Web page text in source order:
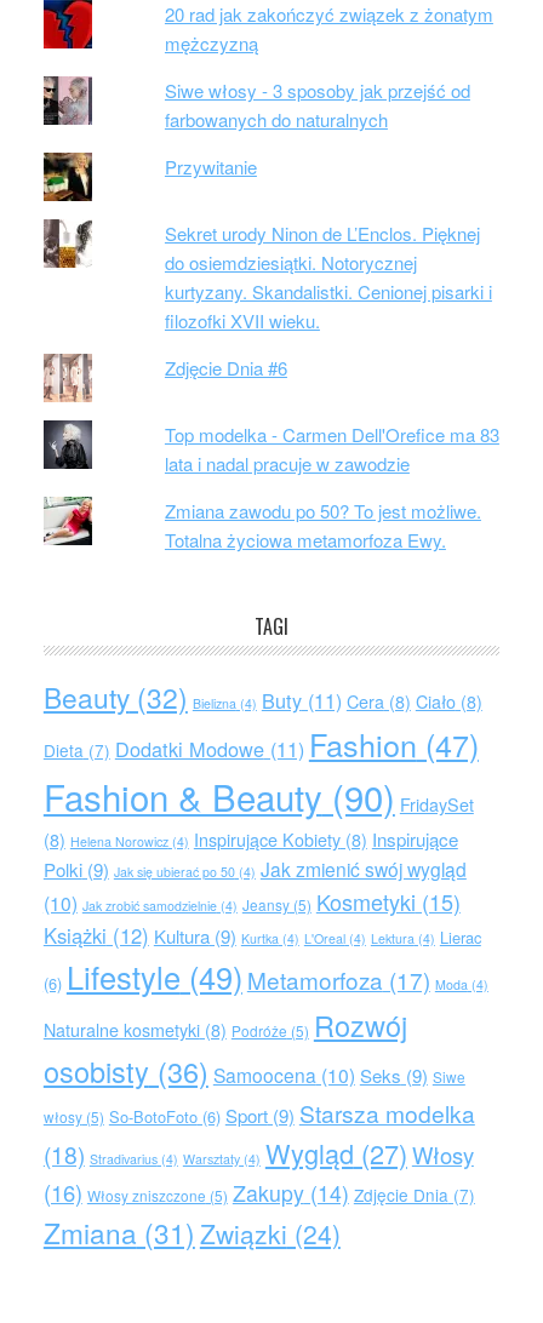
20 rad jak zakończyć związek z żonatym
mężczyzną
Siwe włosy - 3 sposoby jak przejść od
farbowanych do naturalnych
Przywitanie
Sekret urody Ninon de L’Enclos. Pięknej
do osiemdziesiątki. Notorycznej
kurtyzany. Skandalistki. Cenionej pisarki i
filozofki XVII wieku.
Zdjęcie Dnia #6
Top modelka - Carmen Dell'Orefice ma 83
lata i nadal pracuje w zawodzie
Zmiana zawodu po 50? To jest możliwe.
Totalna życiowa metamorfoza Ewy.
TAGI
Beauty(32) Bielizna(4) Buty(11) Cera(8) Ciało(8)
Dieta(7) Dodatki Modowe(11) Fashion (47)
Fashion & Beauty (90) FridaySet
(8) Helena Norowicz(4) Inspirujące Kobiety(8) Inspirujące
Polki(9) Jak się ubierać po 50(4) Jak zmienić swój wygląd
(10) Jak zrobić samodzielnie(4) Jeansy(5) Kosmetyki (15)
Książki (12) Kultura(9) Kurtka(4) L'Oreal(4) Lektura(4) Lierac
(6) Lifestyle (49) Metamorfoza (17) Moda(4)
Naturalne kosmetyki(8) Podróże (5) Rozwój
osobisty (36) Samoocena (10) Seks (9) Siwe
włosy(5) So-BotoFoto(6) Sport(9) Starsza modelka
(18) Stradivarius(4) Warsztaty(4) Wygląd (27)Włosy
(16) Włosy zniszczone (5) Zakupy(14) Zdjęcie Dnia(7)
Zmiana (31) Związki (24)